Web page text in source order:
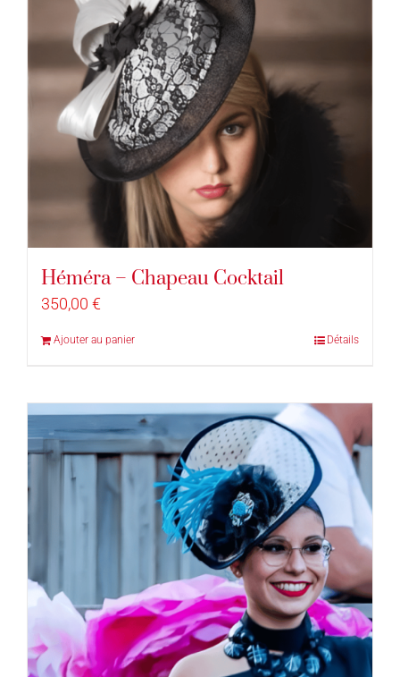
Héméra – Chapeau Cocktail
350,00 €
Ajouter au panier Détails